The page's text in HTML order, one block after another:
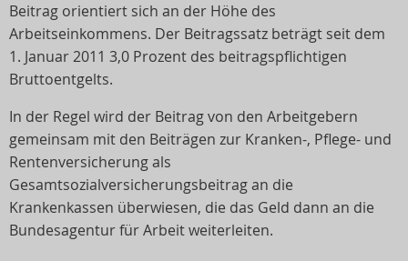
Beitrag orientiert sich an der Höhe des
Arbeitseinkommens. Der Beitragssatz beträgt seit dem
1. Januar 2011 3,0 Prozent des beitragspflichtigen
Bruttoentgelts.
In der Regel wird der Beitrag von den Arbeitgebern
gemeinsam mit den Beiträgen zur Kranken-, Pflege- und
Rentenversicherung als
Gesamtsozialversicherungsbeitrag an die
Krankenkassen überwiesen, die das Geld dann an die
Bundesagentur für Arbeit weiterleiten.